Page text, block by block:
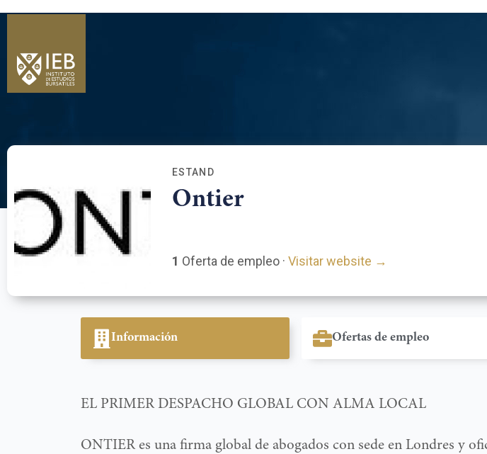
ESTAND
Ontier
1 Oferta de empleo · Visitar website →
Información Ofertas de empleo
EL PRIMER DESPACHO GLOBAL CON ALMA LOCAL
ONTIER es una firma global de abogados con sede en Londres y